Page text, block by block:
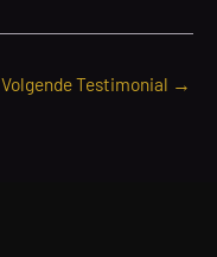
Volgende Testimonial →